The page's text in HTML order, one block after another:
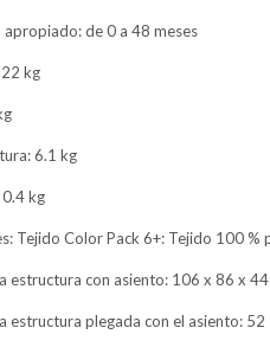
apropiado: de 0 a 48 meses
kg
6.1 kg
kg
Tejido Color Pack 6+: Tejido 100
estructura con asiento: 106 x 86 x
estructura plegada con el asiento: